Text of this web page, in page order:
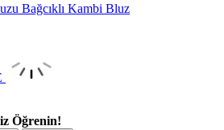
Bağcıklı Kambi Bluz
Öğrenin!